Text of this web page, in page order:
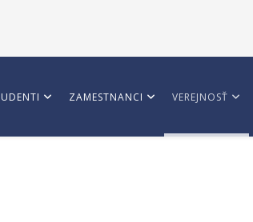
ZAMESTNANCI VEREJNOSŤ